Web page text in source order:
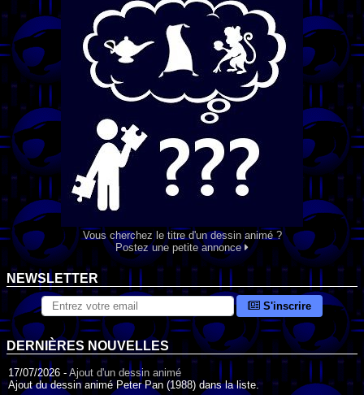
Vous cherchez le titre d'un dessin animé ?
Postez une petite annonce
NEWSLETTER
S'inscrire
DERNIÈRES NOUVELLES
17/07/2026 - Ajout d'un dessin animé
Ajout du dessin animé Peter Pan (1988) dans la liste.